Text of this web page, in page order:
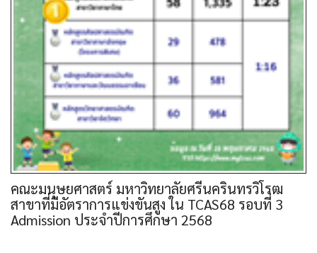
คณะมนุษยศาสตร์ มหาวิทยาลัยศรีนครินทรวิโรฒ
สาขาที่มีอัตราการแข่งขันสูง ใน TCAS68 รอบที่ 3
Admission ประจำปีการศึกษา 2568